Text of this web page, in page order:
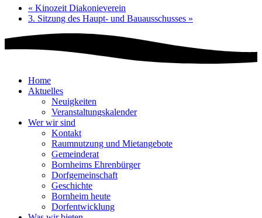
« Kinozeit Diakonieverein
3. Sitzung des Haupt- und Bauausschusses »
Home
Aktuelles
Neuigkeiten
Veranstaltungskalender
Wer wir sind
Kontakt
Raumnutzung und Mietangebote
Gemeinderat
Bornheims Ehrenbürger
Dorfgemeinschaft
Geschichte
Bornheim heute
Dorfentwicklung